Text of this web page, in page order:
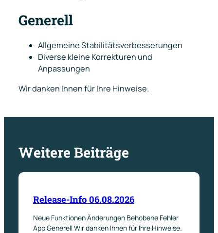
Generell
Allgemeine Stabilitätsverbesserungen
Diverse kleine Korrekturen und
Anpassungen
Wir danken Ihnen für Ihre Hinweise.
Weitere Beiträge
Release-Info 06.08.2026
Neue Funktionen Änderungen Behobene Fehler
App Generell Wir danken Ihnen für Ihre Hinweise.